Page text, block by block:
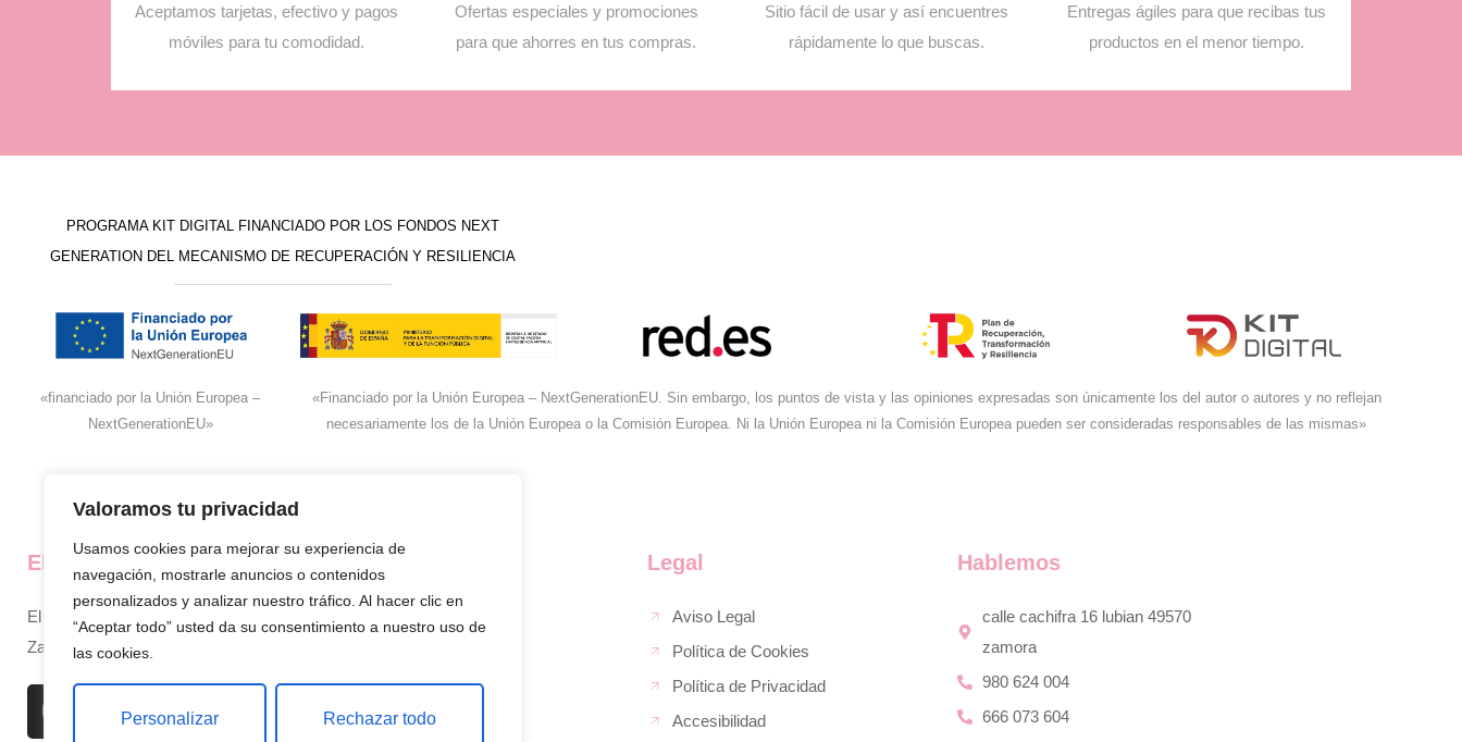
Valoramos tu privacidad
Usamos cookies para mejorar su experiencia de
navegación, mostrarle anuncios o contenidos
personalizados y analizar nuestro tráfico. Al hacer clic en
“Aceptar todo” usted da su consentimiento a nuestro uso de
las cookies.
Personalizar Rechazar todo
Aceptamos tarjetas, efectivo y pagos
móviles para tu comodidad.
Ofertas especiales y promociones
para que ahorres en tus compras.
Sitio fácil de usar y así encuentres
rápidamente lo que buscas.
Entregas ágiles para que recibas tus
productos en el menor tiempo.
PROGRAMA KIT DIGITAL FINANCIADO POR LOS FONDOS NEXT
GENERATION DEL MECANISMO DE RECUPERACIÓN Y RESILIENCIA
«financiado por la Unión Europea –
NextGenerationEU»
«Financiado por la Unión Europea – NextGenerationEU. Sin embargo, los puntos de vista y las opiniones expresadas son únicamente los del autor o autores y no reflejan
necesariamente los de la Unión Europea o la Comisión Europea. Ni la Unión Europea ni la Comisión Europea pueden ser consideradas responsables de las mismas»
El super de José
El supermercado de confianza en
Zamora, siempre cerca de ti.
La empresa
Productos
Contacto
Legal
Aviso Legal
Política de Cookies
Política de Privacidad
Accesibilidad
Hablemos
calle cachifra 16 lubian 49570
zamora
980 624 004
666 073 604